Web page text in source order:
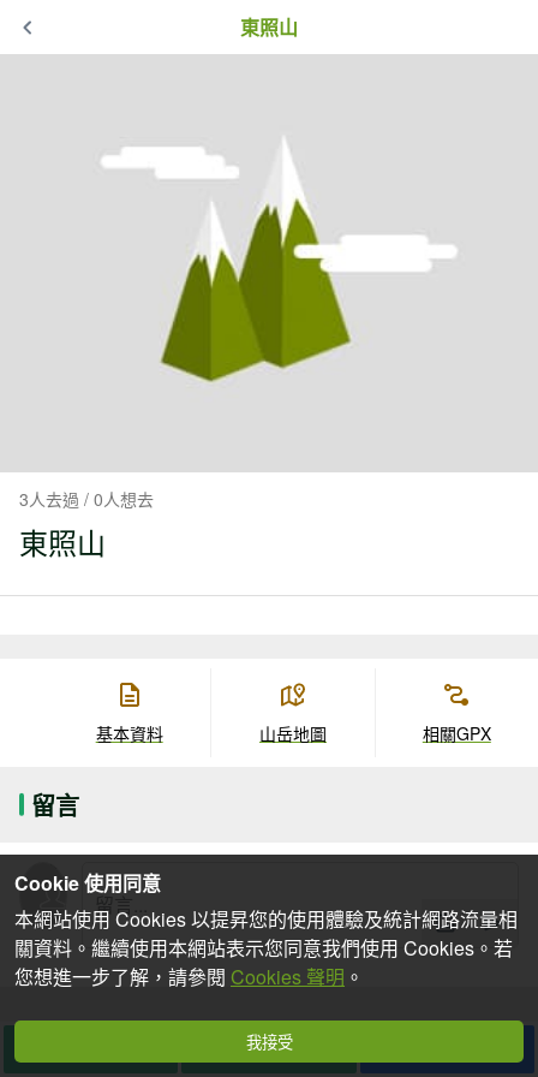
東照山
3人去過 / 0人想去
東照山
基本資料 山岳地圖 相關GPX
留言
去過
Cookie 使用同意
本網站使用 Cookies 以提昇您的使用體驗及統計網路流量相
關資料。繼續使用本網站表示您同意我們使用 Cookies。若
您想進一步了解，請參閱 Cookies 聲明 。
我接受